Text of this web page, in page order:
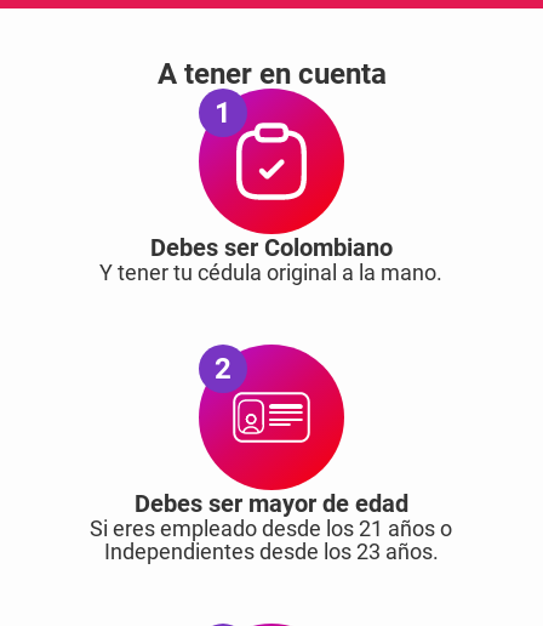
A tener en cuenta
1
Debes ser Colombiano
Y tener tu cédula original a la mano.
2
Debes ser mayor de edad
Si eres empleado desde los 21 años o
Independientes desde los 23 años.